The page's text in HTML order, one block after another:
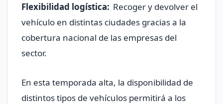
Flexibilidad logística: Recoger y devolver el
vehículo en distintas ciudades gracias a la
cobertura nacional de las empresas del
sector.
En esta temporada alta, la disponibilidad de
distintos tipos de vehículos permitirá a los